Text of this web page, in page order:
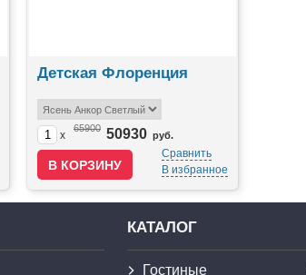
Детская Флоренция
x
65900 50930 руб.
Сравнить
В избранное
КАТАЛОГ
Гостиные